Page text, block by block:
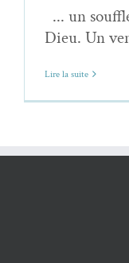
... un
Dieu. Un
Lire la suite